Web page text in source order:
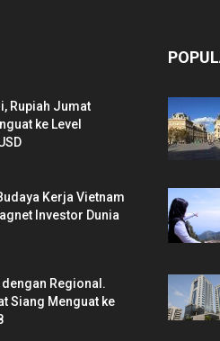
Rupiah Jumat
ke Level
Kerja Vietnam
Investor Dunia
dengan Regional.
Siang Menguat ke